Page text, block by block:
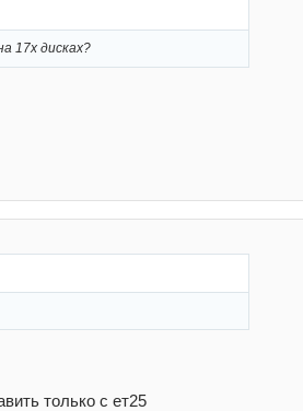
17х дисках?
только с ет25